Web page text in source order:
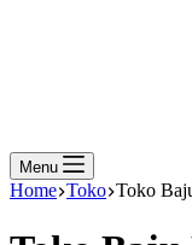
Menu
Home Toko Toko